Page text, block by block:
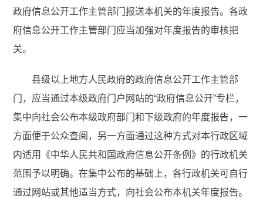
政府信息公开工作主管部门报送本机关的年度报告。各政
府信息公开工作主管部门应当加强对年度报告的审核把
关。
县级以上地方人民政府的政府信息公开工作主管部
门，应当通过本级政府门户网站的“政府信息公开”专栏，
集中向社会公布本级政府部门和下级政府的年度报告，一
方面便于公众查阅，另一方面通过这种方式对本行政区域
内适用《中华人民共和国政府信息公开条例》的行政机关
范围予以明确。在集中公布的基础上，各行政机关可自行
通过网站或其他适当方式，向社会公布本机关年度报告。